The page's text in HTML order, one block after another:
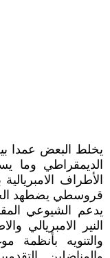
يخلط البعض عمدا
الديمقراطي وما
الأطراف
قروسطي يضطهد
يدعم الشيوعي
النير الامبريالي
والتنويه بأنظمة